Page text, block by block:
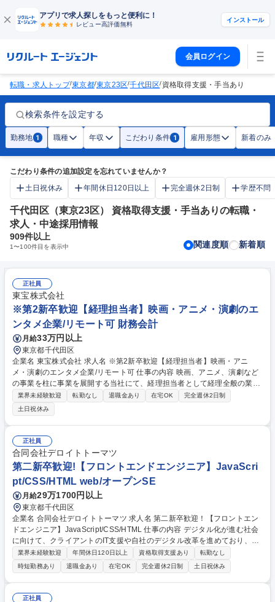
アプリで求人探しをもっと便利に！
レビュー高評価無料
インストール
会員ログイン
転職・求人トップ/東京都/東京23区/千代田区/資格取得支援・手当あり
検索条件を設定する
勤務地 1 職種 年収 こだわり条件 1 雇用形態 新着のみ
こだわり条件の追加設定を忘れていませんか？
土日祝休み
年間休日120日以上 完全週休2日制 学歴不問
千代田区（東京23区） 資格取得支援・手当ありの転職・
求人・中途採用情報
909件以上
1〜100件目を表示中 関連度順 新着順
正社員
東宝株式会社
※第2新卒歓迎【経理担当者】映画・アニメ・演劇のエ
ンタメ企業/リモート可 財務会計
月給33万円以上
東京都千代田区
企業名 東宝株式会社 求人名 ※第2新卒歓迎【経理担当者】映画・アニ
メ・演劇のエンタメ企業/リモート可 仕事の内容 映画、アニメ、演劇など
の事業を柱に事業を展開する当社にて、経理担当者として経理全般の業務
をお任せします。 【具体的には】 ・各本部の損益計算および分析業務、
支払手続、経費精算システムにかかる業務 ・経営情報管理システムの帳簿
利用にかかる統括業務 ・決算業務や開示請求業務 等 募集職種 ※第2新卒
歓迎【経理担当者】映画・アニメ・演劇のエンタメ企業/リモート可
業界未経験歓迎 転勤なし 退職金あり 在宅OK
完全週休2日制
土日祝休み
正社員
合同会社デロイトトーマツ
第二新卒歓迎!【フロントエンドエンジニア】JavaScri
pt/CSS/HTML web/オープンSE
月給29万1700円以上
東京都千代田区
企業名 合同会社デロイトトーマツ 求人名 第二新卒歓迎！【フロントエン
ドエンジニア】JavaScript/CSS/HTML 仕事の内容 デジタル化が進む社会
に向けて、クライアントのIT支援や自社のデジタル改革を進めており、フ
ロントエンドエンジニアとして、ITサービスやシステムの開発と運用をお
任せします。 【具体的な業務】 ・システム設計 ・プログラミング/コーデ
ィング ・テスト/運用保守 ※様々なスキルに応じた業務をお任せします。
クライアントへのサービス提供、社外向けのSaaS開発など幅広い開発を
行っているため、いろいろな技術が身につきます。 募集職種 第二新卒歓
業界未経験歓迎 年間休日120日以上 資格取得支援あり
転勤なし
時短勤務あり
退職金あり 在宅OK 完全週休2日制 土日祝休み
正社員